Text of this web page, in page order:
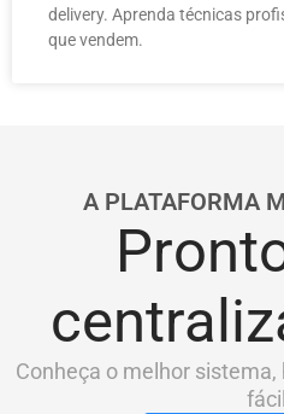
delivery. Aprenda técnicas
que vendem.
A PLATAFORMA
Conheça o melhor sistema,